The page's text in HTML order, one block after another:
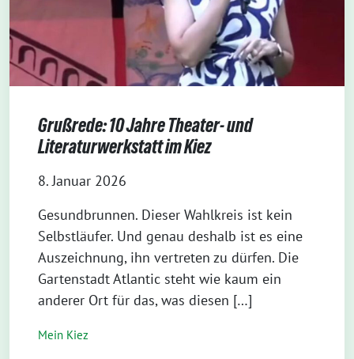
Grußrede: 10 Jahre Theater- und
Literaturwerkstatt im Kiez
8. Januar 2026
Gesundbrunnen. Dieser Wahlkreis ist kein
Selbstläufer. Und genau deshalb ist es eine
Auszeichnung, ihn vertreten zu dürfen. Die
Gartenstadt Atlantic steht wie kaum ein
anderer Ort für das, was diesen […]
Mein Kiez